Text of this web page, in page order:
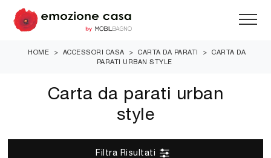
HOME > ACCESSORI CASA > CARTA DA PARATI >
CARTA DA
PARATI URBAN STYLE
Carta da parati urban
style
Filtra Risultati